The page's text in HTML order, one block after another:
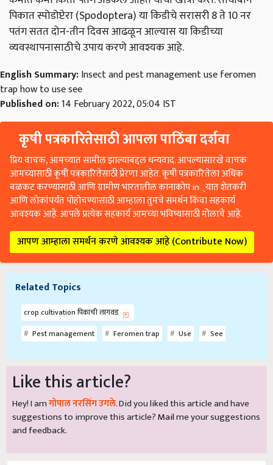
पिकात स्पोडोप्टेरा (Spodoptera) या किडीचे सरासरी 8 ते 10 नर
पतंग सतत दोन-तीन दिवस आढळून आल्यास या किडीच्या
व्यवस्थापनासाठीचे उपाय करणे आवश्यक आहे.
English Summary:Insect and pest management use feromen
trap how to use see
Published on:14 February 2022, 05:04 IST
कृषी पत्रकारितेसाठी आपला पाठिंबा दर्शवा
प्रिय वाचक, आमच्यात सामील झाल्याबद्दल धन्यवाद. आपल्यासारखे वाचक
आमच्यासाठी कृषी पत्रकारितेसाठी प्रेरणा आहेत. कृषी पत्रकारितेला अधिक
बळकट करण्यासाठी आणि ग्रामीण भारतातील कानाकोप in्यात शेतकरी
आणि लोकांपर्यंत पोहोचण्यासाठी आम्हाला तुमचे समर्थन किंवा सहकार्य
आवश्यक आहे. आपले प्रत्येक सहकार्य आमच्या भविष्यासाठी मोलाचे आहे.
आपण आम्हाला समर्थन करणे आवश्यक आहे (Contribute Now)
Related Topics
crop cultivation पिकाची लागवड
Pest management
Feromen trap Use See
Like this article?
Hey! I amगोपाल नरसिंग उगले. Did you liked this article and have
suggestions to improve this article?Mailme your suggestions
and feedback.